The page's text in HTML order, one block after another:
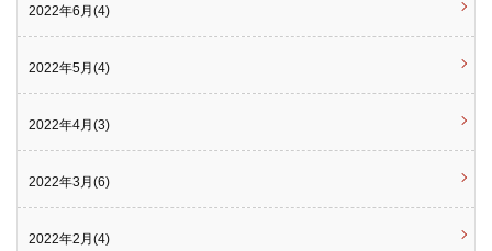
2022年6月(4)
2022年5月(4)
2022年4月(3)
2022年3月(6)
2022年2月(4)